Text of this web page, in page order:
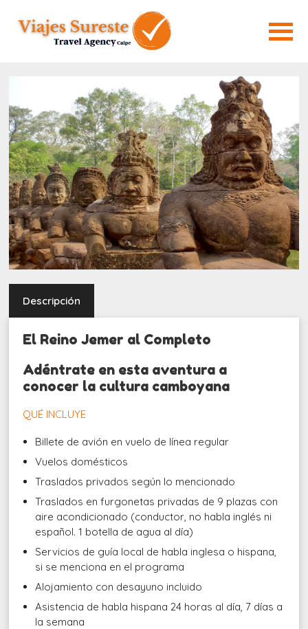
Descripción
El Reino Jemer al Completo
Adéntrate en esta aventura a
conocer la cultura camboyana
QUÉ INCLUYE
Billete de avión en vuelo de línea regular
Vuelos domésticos
Traslados privados según lo mencionado
Traslados en furgonetas privadas de 9 plazas con
aire acondicionado (conductor, no habla inglés ni
español. 1 botella de agua al día)
Servicios de guía local de habla inglesa o hispana,
si se menciona en el programa
Alojamiento con desayuno incluido
Asistencia de habla hispana 24 horas al día, 7 días a
la semana